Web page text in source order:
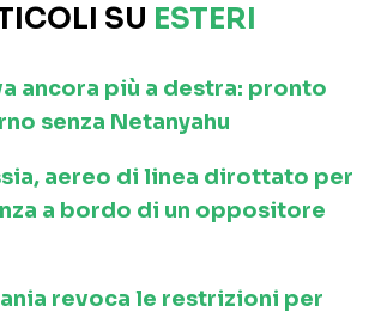
SU ESTERI
ancora più a destra: pronto
senza Netanyahu
aereo di linea dirottato per
a bordo di un oppositore
revoca le restrizioni per